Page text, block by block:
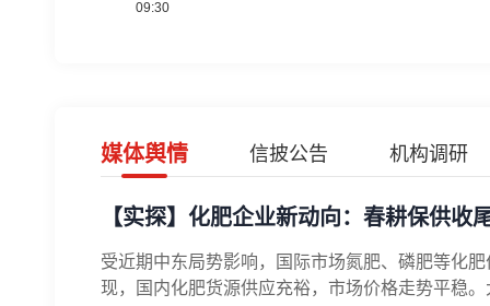
媒体舆情 信披公告 机构调研
【实探】化肥企业新动向：春耕保供
受近期中东局势影响，国际市场氮肥、磷肥等化
现，国内化肥货源供应充裕，市场价格走势平稳